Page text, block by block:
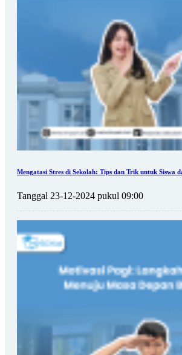
Mengatasi Stres di Sekolah: Tips dan Trik untuk Siswa
Tanggal 23-12-2024 pukul 09:00